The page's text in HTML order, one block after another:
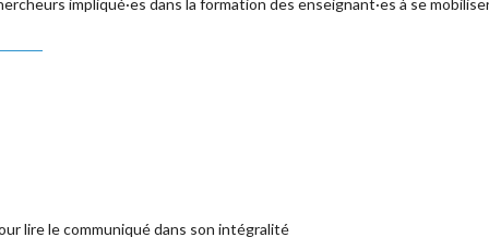
impliqué·es dans la formation des enseignant·es à se
lire le communiqué dans son intégralité